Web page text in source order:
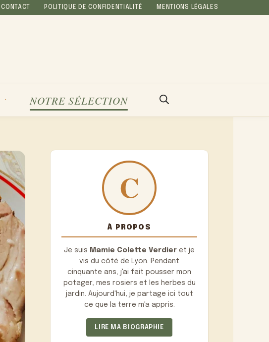
CONTACT POLITIQUE DE CONFIDENTIALITÉ MENTIONS LÉGALES
NOTRE SÉLECTION
À PROPOS
Je suis Mamie Colette Verdier et je
vis du côté de Lyon. Pendant
cinquante ans, j'ai fait pousser mon
potager, mes rosiers et les herbes du
jardin. Aujourd'hui, je partage ici tout
ce que la terre m'a appris.
LIRE MA BIOGRAPHIE